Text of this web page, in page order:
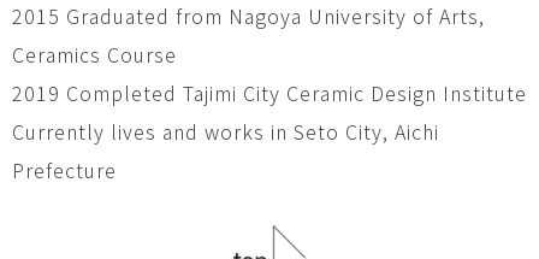
2015 Graduated from Nagoya University of Arts,
Ceramics Course
2019 Completed Tajimi City Ceramic Design Institute
Currently lives and works in Seto City, Aichi
Prefecture